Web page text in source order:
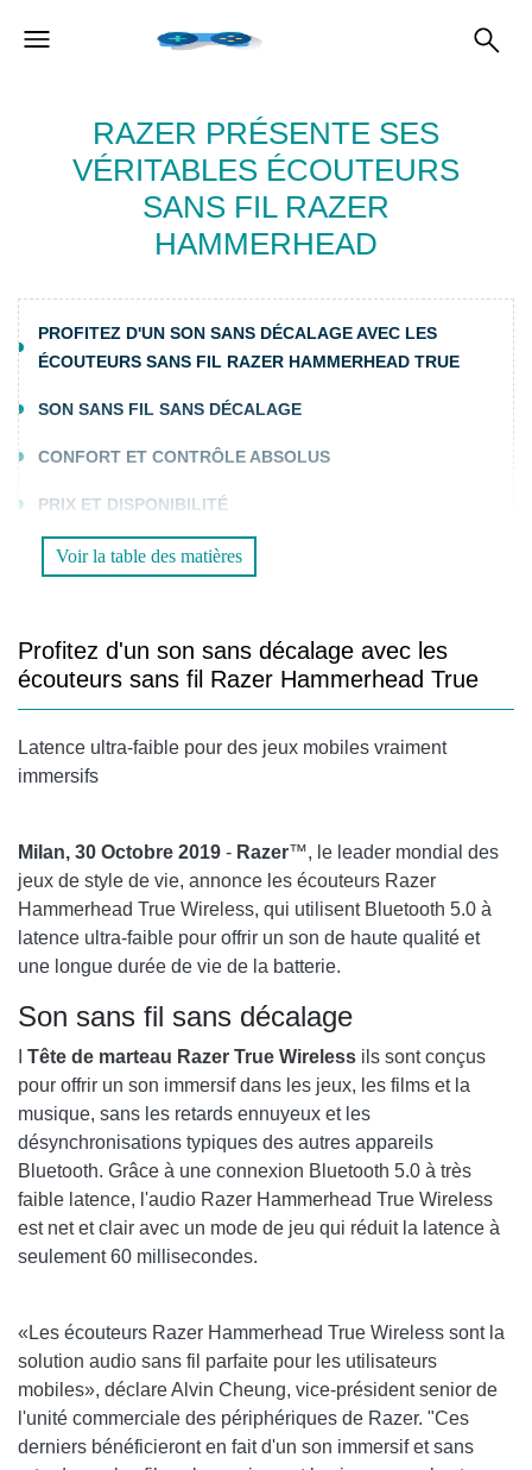
RAZER PRÉSENTE SES
VÉRITABLES ÉCOUTEURS
SANS FIL RAZER
HAMMERHEAD
PROFITEZ D'UN SON SANS DÉCALAGE AVEC LES
ÉCOUTEURS SANS FIL RAZER HAMMERHEAD TRUE
SON SANS FIL SANS DÉCALAGE
CONFORT ET CONTRÔLE ABSOLUS
PRIX ​​ET DISPONIBILITÉ
Voir la table des matières
Profitez d'un son sans décalage avec les
écouteurs sans fil Razer Hammerhead True
Latence ultra-faible pour des jeux mobiles vraiment
immersifs
Milan, 30 Octobre 2019 - Razer™, le leader mondial des
jeux de style de vie, annonce les écouteurs Razer
Hammerhead True Wireless, qui utilisent Bluetooth 5.0 à
latence ultra-faible pour offrir un son de haute qualité et
une longue durée de vie de la batterie.
Son sans fil sans décalage
Tête de marteau Razer True Wireless ils sont conçus
pour offrir un son immersif dans les jeux, les films et la
musique, sans les retards ennuyeux et les
désynchronisations typiques des autres appareils
Bluetooth. Grâce à une connexion Bluetooth 5.0 à très
faible latence, l'audio Razer Hammerhead True Wireless
est net et clair avec un mode de jeu qui réduit la latence à
seulement 60 millisecondes.
«Les écouteurs Razer Hammerhead True Wireless sont la
solution audio sans fil parfaite pour les utilisateurs
mobiles», déclare Alvin Cheung, vice-président senior de
l'unité commerciale des périphériques de Razer. "Ces
derniers bénéficieront en fait d'un son immersif et sans